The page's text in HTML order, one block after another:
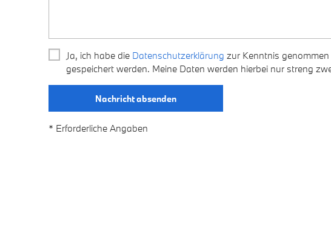
Ja, ich habe die Datenschutzerklärung zur Kenntnis
gespeichert werden. Meine Daten werden hierbei nur streng
* Erforderliche Angaben